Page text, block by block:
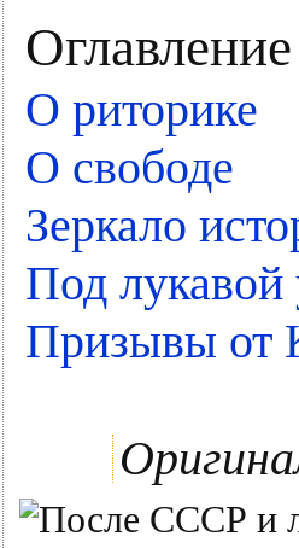
Оглавление
О риторике
О свободе
Зеркало
Под лукавой
Призывы от